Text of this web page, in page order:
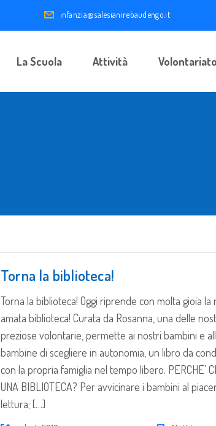
infanzia@salesianirebaudengo.it
La Scuola Attività Volontariato
Torna la biblioteca!
Torna la biblioteca! Oggi riprende con molta gioia la
amata biblioteca! Curata da Rosanna, una delle
preziose volontarie, permette ai nostri bambini e
bambine di scegliere in autonomia, un libro da
con la propria famiglia nel tempo libero. PERCHE’
UNA BIBLIOTECA? Per avvicinare i bambini al
lettura; […]